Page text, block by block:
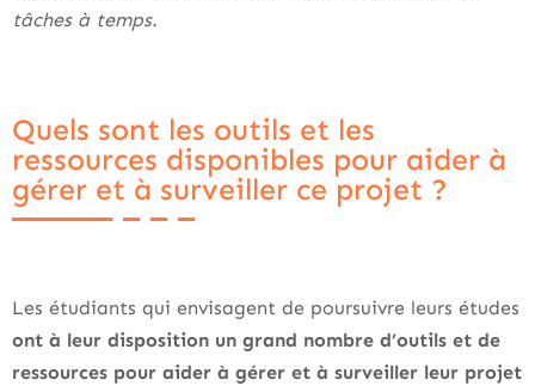
tâches à temps.
Quels sont les outils et les
ressources disponibles pour aider à
gérer et à surveiller ce projet ?
Les étudiants qui envisagent de poursuivre leurs études
ont à leur disposition un grand nombre d’outils et de
ressources pour aider à gérer et à surveiller leur projet